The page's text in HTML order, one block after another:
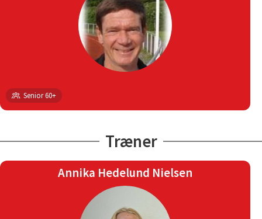
Senior 60+
Træner
Annika Hedelund Nielsen